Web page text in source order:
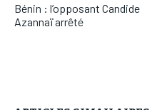
Bénin : l’opposant Candide
Azannaï arrêté